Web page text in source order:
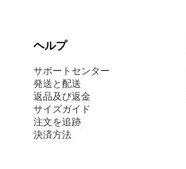
ヘルプ
サポートセンター
発送と配送
返品及び返金
サイズガイド
注文を追跡
決済方法